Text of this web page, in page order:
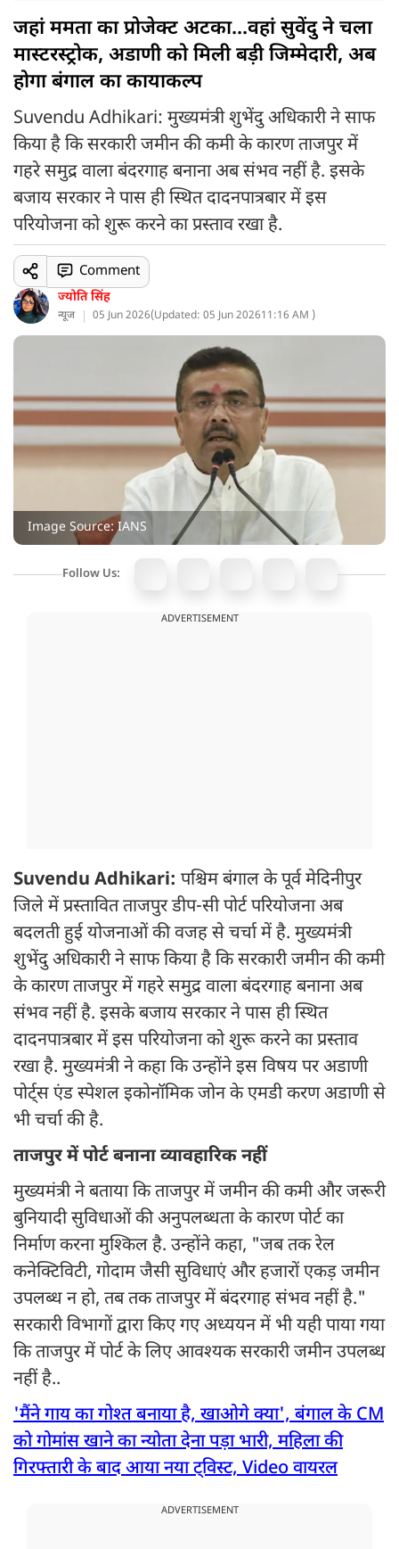
जहां ममता का प्रोजेक्ट अटका...वहां सुवेंदु ने चला
मास्टरस्ट्रोक, अडाणी को मिली बड़ी जिम्मेदारी, अब
होगा बंगाल का कायाकल्प
Suvendu Adhikari: मुख्यमंत्री शुभेंदु अधिकारी ने साफ
किया है कि सरकारी जमीन की कमी के कारण ताजपुर में
गहरे समुद्र वाला बंदरगाह बनाना अब संभव नहीं है. इसके
बजाय सरकार ने पास ही स्थित दादनपात्रबार में इस
परियोजना को शुरू करने का प्रस्ताव रखा है.
ज्योति सिंह
न्यूज 05 Jun 2026(Updated: 05 Jun 202611:16 AM )
Comment
Image Source: IANS
Follow Us:
ADVERTISEMENT
Suvendu Adhikari: पश्चिम बंगाल के पूर्व मेदिनीपुर
जिले में प्रस्तावित ताजपुर डीप-सी पोर्ट परियोजना अब
बदलती हुई योजनाओं की वजह से चर्चा में है. मुख्यमंत्री
शुभेंदु अधिकारी ने साफ किया है कि सरकारी जमीन की कमी
के कारण ताजपुर में गहरे समुद्र वाला बंदरगाह बनाना अब
संभव नहीं है. इसके बजाय सरकार ने पास ही स्थित
दादनपात्रबार में इस परियोजना को शुरू करने का प्रस्ताव
रखा है. मुख्यमंत्री ने कहा कि उन्होंने इस विषय पर अडाणी
पोर्ट्स एंड स्पेशल इकोनॉमिक जोन के एमडी करण अडाणी से
भी चर्चा की है.
ताजपुर में पोर्ट बनाना व्यावहारिक नहीं
मुख्यमंत्री ने बताया कि ताजपुर में जमीन की कमी और जरूरी
बुनियादी सुविधाओं की अनुपलब्धता के कारण पोर्ट का
निर्माण करना मुश्किल है. उन्होंने कहा, "जब तक रेल
कनेक्टिविटी, गोदाम जैसी सुविधाएं और हजारों एकड़ जमीन
उपलब्ध न हो, तब तक ताजपुर में बंदरगाह संभव नहीं है."
सरकारी विभागों द्वारा किए गए अध्ययन में भी यही पाया गया
कि ताजपुर में पोर्ट के लिए आवश्यक सरकारी जमीन उपलब्ध
नहीं है..
'मैंने गाय का गोश्त बनाया है, खाओगे क्या', बंगाल के CM
को गोमांस खाने का न्योता देना पड़ा भारी, महिला की
गिरफ्तारी के बाद आया नया ट्विस्ट, Video वायरल
ADVERTISEMENT